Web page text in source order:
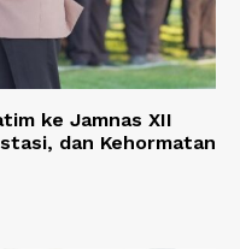
ke Jamnas XII
dan Kehormatan